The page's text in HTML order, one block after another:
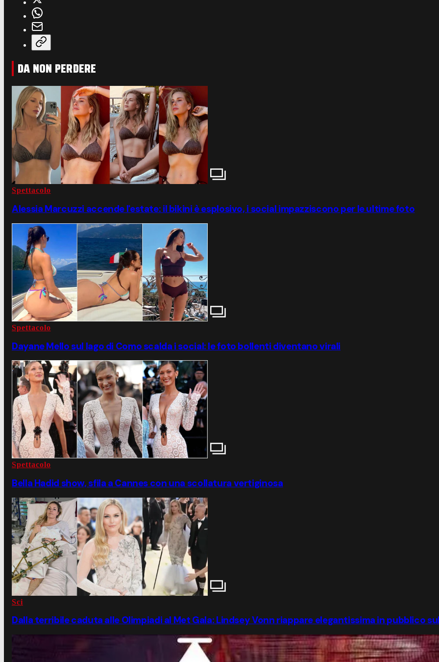
DA NON PERDERE
Spettacolo
Alessia Marcuzzi accende l'estate: il bikini è esplosivo, i social impazziscono per le ultime foto
Spettacolo
Dayane Mello sul lago di Como scalda i social: le foto bollenti diventano virali
Spettacolo
Bella Hadid show, sfila a Cannes con una scollatura vertiginosa
Sci
Dalla terribile caduta alle Olimpiadi al Met Gala: Lindsey Vonn riappare elegantissima in pubblico